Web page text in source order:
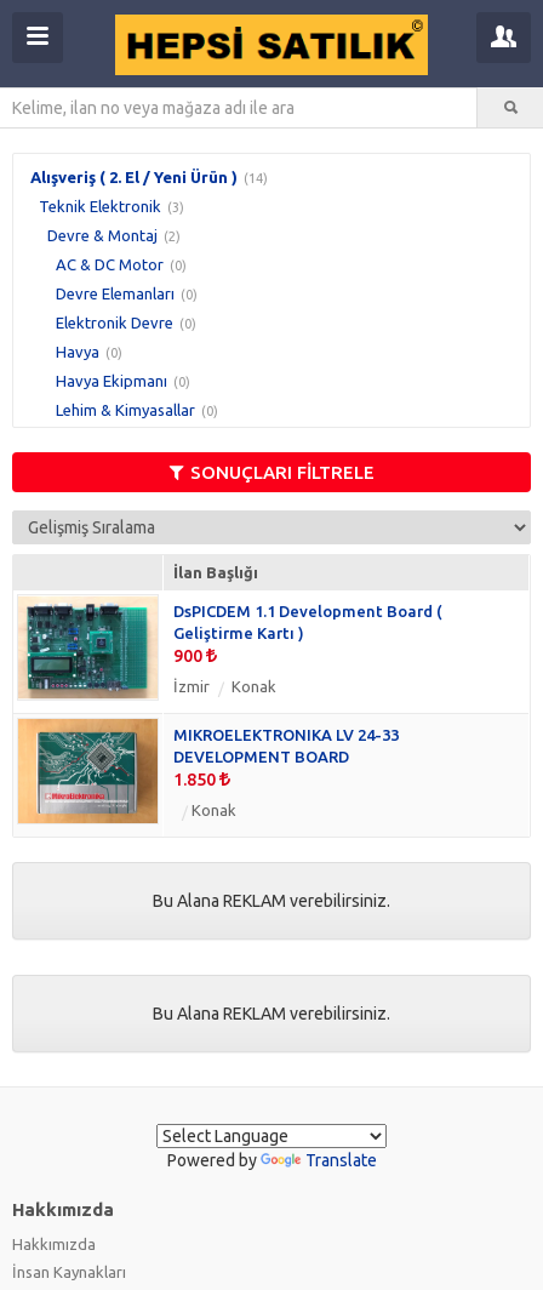
Alışveriş ( 2. El / Yeni Ürün ) (14)
Teknik Elektronik (3)
Devre & Montaj (2)
AC & DC Motor (0)
Devre Elemanları (0)
Elektronik Devre (0)
Havya (0)
Havya Ekipmanı (0)
Lehim & Kimyasallar (0)
SONUÇLARI FİLTRELE
İlan Başlığı
DsPICDEM 1.1 Development Board (
Geliştirme Kartı )
900
İzmir Konak
MIKROELEKTRONIKA LV 24-33
DEVELOPMENT BOARD
1.850
Konak
Bu Alana REKLAM verebilirsiniz.
Bu Alana REKLAM verebilirsiniz.
Powered by Translate
Hakkımızda
Hakkımızda
İnsan Kaynakları